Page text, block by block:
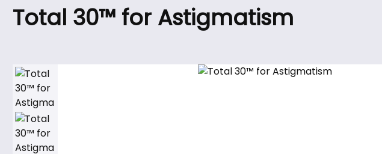
Total 30™ for Astigmatism
Bildergalerie überspringen